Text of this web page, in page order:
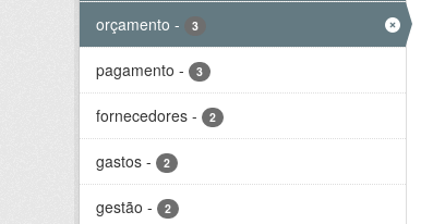
orçamento - 3
pagamento - 3
fornecedores - 2
gastos - 2
gestão - 2